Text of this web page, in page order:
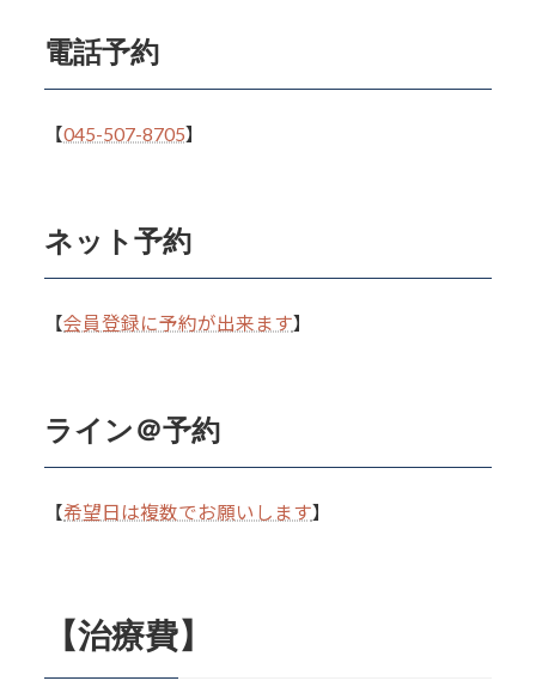
電話予約
【045-507-8705】
ネット予約
【会員登録に予約が出来ます】
ライン＠予約
【希望日は複数でお願いします】
【治療費】